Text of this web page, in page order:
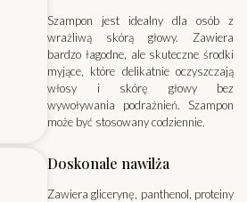
Szampon jest idealny dla osób z
wrażliwą skórą głowy. Zawiera
bardzo łagodne, ale skuteczne środki
myjące, które delikatnie oczyszczają
włosy i skórę głowy bez
wywoływania podrażnień. Szampon
może być stosowany codziennie.
Doskonale nawilża
Zawiera glicerynę, panthenol, proteiny